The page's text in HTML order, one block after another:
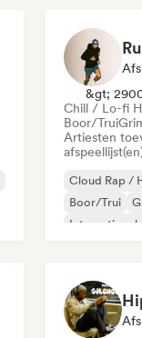
&gt;
Chill / Lo-fi
Boor/Trui
Artiesten
Cloud Rap /
Boor/Trui
Internationale